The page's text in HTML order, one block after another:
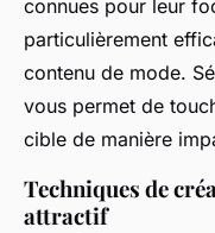
connues pour leur
particulièrement
contenu de mode.
vous permet de
cible de manière
Techniques de
attractif